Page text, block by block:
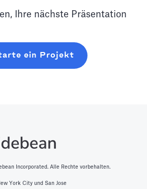
Ihre nächste Präsentation
ein Projekt
Incorporated. Alle Rechte vorbehalten.
York City und San Jose